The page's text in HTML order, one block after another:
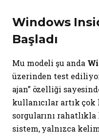
Windows
Başladı
Mu modeli şu anda
üzerinden test
ajan” özelliği
kullanıcılar artık
sorgularını
sistem, yalnızca